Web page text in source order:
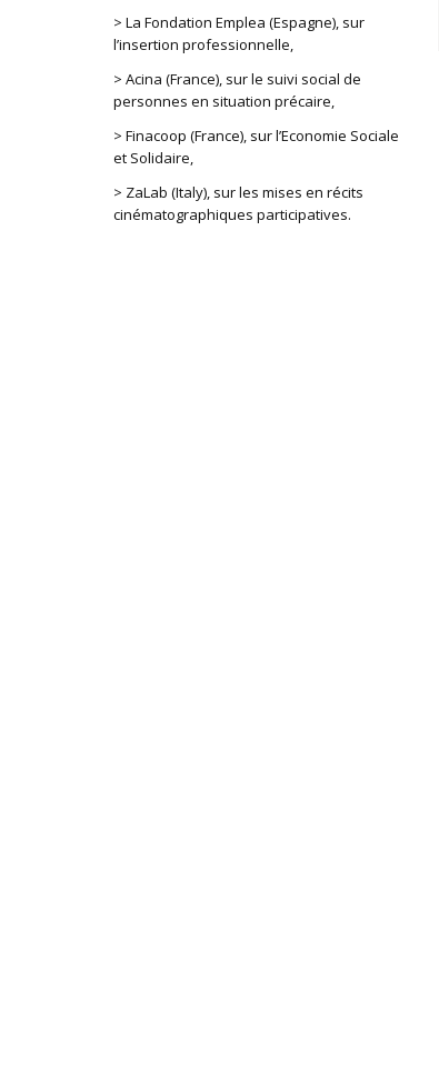
> La Fondation Emplea (Espagne), sur
l’insertion professionnelle,
> Acina (France), sur le suivi social de
personnes en situation précaire,
> Finacoop (France), sur l’Economie Sociale
et Solidaire,
> ZaLab (Italy), sur les mises en récits
cinématographiques participatives.